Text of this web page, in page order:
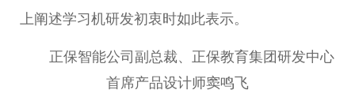
上阐述学习机研发初衷时如此表示。
正保智能公司副总裁、正保教育集团研发中心
首席产品设计师窦鸣飞